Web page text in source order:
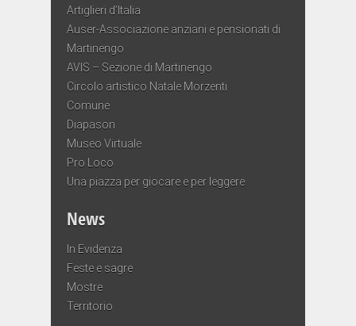
Artiglieri d’Italia
Auser-Associazione anziani e pensionati di
Martinengo
AVIS – Sezione di Martinengo
Circolo artistico Natale Morzenti
Comune
Diapason
Museo Virtuale
Pro Loco
Una piazza per giocare e per leggere
News
In Evidenza
Feste e sagre
Mostre
Territorio